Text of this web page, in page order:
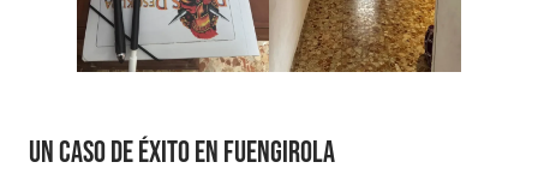
Un caso de éxito en Fuengirola